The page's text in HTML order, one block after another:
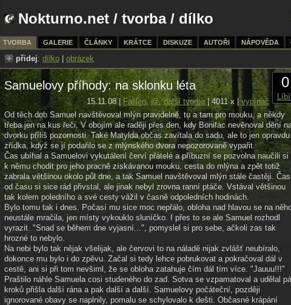
Nokturno.net / tvorba/ dílko
TVORBA GALERIE ČLÁNKY KRÁTCE DISKUZE AUTOŘI NÁPOVĚDA
přidej: dílko obrázek
0
Samuelovy příhody: na sklonku léta
15.11.08 | Falllen, @,další tvorba| 4011 x |vypínač
Od těch dob Samuel navštěvoval mlýn pravidelně, tu a tam pro mouku, a někdy
třeba jen na kus řeči. V obojím ale raději přes den, kdy Bonifác nevěnoval dění
dvorku příliš pozornosti. Také Matylda občas zavítala do sadu, ale to jen opravdu
zřídka, když se jí podařilo se z mlýnského dvora nepozorovaně vypařit.
Čas ubíhal a Samuelovi vykutálení červí přátelé a příbuzní se pozvolna naučili si
k němu chodit pro jeho pracně získávanou mouku, cesta do mlýna a zpět totiž
zabrala většinou okolo půl dne, a tak Samuel navštěvoval mlýn stále častěji. Čas
od času si sice rád přivstal, ale jinak nebyl zrovna ranní ptáče. Vstával většinou
tak kolem poledního a své cesty vážil v časně odpoledních hodinách.
Bylo tomu tak i dnes. Počasí mu sice moc nepřálo, obloha nad hlavou se na
neustále mračila, jen místy vykouklo sluníčko. I přes to se ale Samuel rozhodl
vyrazit. "Snad se během dne vyjasní...", pomyslel si pro sebe, ačkoli zas tak
hrozné to nebylo.
Na nebi bylo tak nějak všelijak, ale červovi to na náladě nijak zvlášť neubíralo,
dokonce mu bylo i do zpěvu. Začal si tedy lehce pobrukovat a pokračoval dál v
cestě, ani si při tom nevšiml, že se obloha zatahuje čím dál tím více. "Jauuu!!!"
Praštilo náhle Samuela cosi studeného do zad. Sotva se vzpamatoval a udělal
kroků přišla další rána a pak další a další. Samuelovy počáteční, později
ignorované obavy se naplnily, pomalu se schylovalo k dešti. Občasné krápání